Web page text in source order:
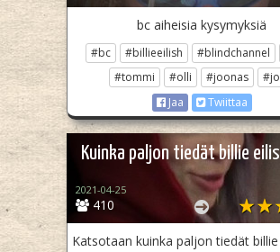
bc aiheisia kysymyksiä
#bc #billieeilish #blindchannel
#tommi
#olli #joonas
Jaa
Twiittaa
Kuinka paljon tiedät billie
410
2021-04-25
Katsotaan kuinka paljon tiedät